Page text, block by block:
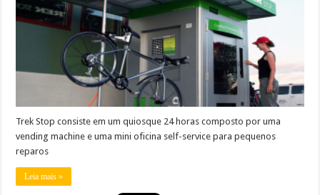
Trek Stop consiste em um quiosque 24 horas composto por uma
vending machine e uma mini oficina self-service para pequenos
reparos
Leia mais »